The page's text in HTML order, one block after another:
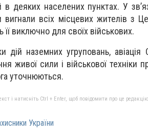
в деяких населених пунктах. У
вигнали всіх місцевих жителів з
виключно для своїх військових.
наземних угруповань, авіація
живої сили і військової техніки
уточнюються.
і натисніть Ctrl + Enter, щоб повідомити про це редакцію
України